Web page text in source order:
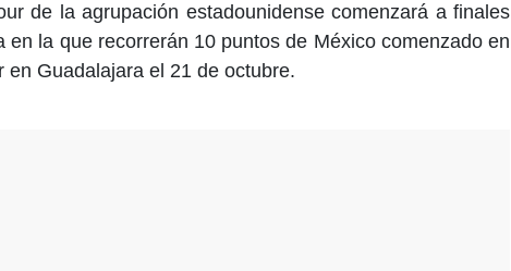
de la agrupación estadounidense comenzará a finales
en la que recorrerán 10 puntos de México comenzado en
en Guadalajara el 21 de octubre.